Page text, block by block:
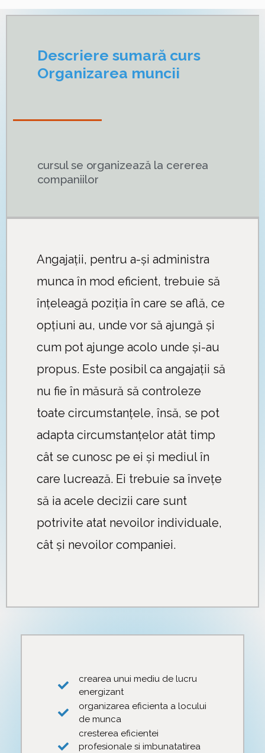
Descriere sumară curs
Organizarea muncii
cursul se organizează la cererea
companiilor
Angajații, pentru a-și administra
munca în mod eficient, trebuie să
înțeleagă poziția în care se află, ce
opțiuni au, unde vor să ajungă și
cum pot ajunge acolo unde și-au
propus. Este posibil ca angajații să
nu fie în măsură să controleze
toate circumstanțele, însă, se pot
adapta circumstanțelor atât timp
cât se cunosc pe ei și mediul în
care lucrează. Ei trebuie sa învețe
să ia acele decizii care sunt
potrivite atat nevoilor individuale,
cât și nevoilor companiei.
crearea unui mediu de lucru
energizant
organizarea eficienta a locului
de munca
cresterea eficientei
profesionale si imbunatatirea